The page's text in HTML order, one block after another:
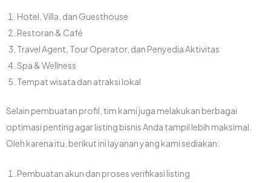
Hotel, Villa, dan Guesthouse
Restoran & Café
Travel Agent, Tour Operator, dan Penyedia Aktivitas
Spa & Wellness
Tempat wisata dan atraksi lokal
Selain pembuatan profil, tim kami juga melakukan berbagai
optimasi penting agar listing bisnis Anda tampil lebih maksimal.
Oleh karena itu, berikut ini layanan yang kami sediakan:
Pembuatan akun dan proses verifikasi listing